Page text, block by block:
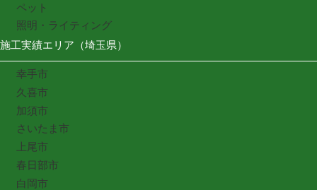
ペット
照明・ライティング
施工実績エリア（埼玉県）
幸手市
久喜市
加須市
さいたま市
上尾市
春日部市
白岡市